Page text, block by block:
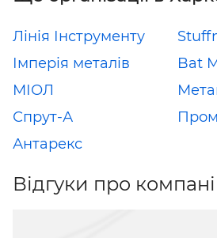
Лінія Інструменту
Імперія металів
Bat
МІОЛ
Спрут-А
Антарекс
Відгуки про